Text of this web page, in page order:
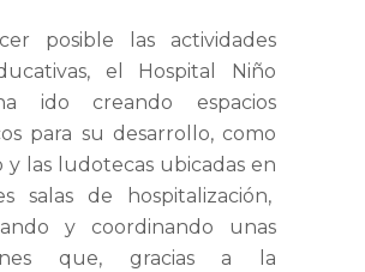
posible las actividades
el Hospital Niño
ido creando espacios
para su desarrollo, como
y las ludotecas ubicadas en
salas de hospitalización,
y coordinando unas
que, gracias a la